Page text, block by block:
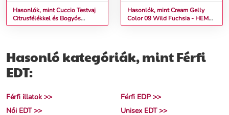
(113G)
Hasonlók, mint Cuccio Testvaj
Citrusfélékkel és Bogyós
Gyümölcsökkel - Non-Oily,
Hasonlók, mint Cream Gelly
Color 09 Wild Fuchsia - HEMA
Mentes Építőzselé (15g)
Hasonló kategóriák, mint Férfi
EDT:
Férfi illatok >>
Férfi EDP >>
Női EDT >>
Unisex EDT >>